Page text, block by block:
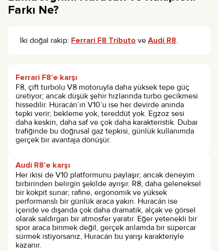
Farkı Ne?
İki doğal rakip: Ferrari F8 Tributo ve Audi R8.
Ferrari F8’e karşı
F8, çift turbolu V8 motoruyla daha yüksek tepe güç
üretiyor; ancak düşük şehir hızlarında turbo gecikmesi
hissedilir. Huracán’ın V10’u ise her devirde anında
tepki verir; bekleme yok, tereddüt yok. Egzoz sesi
daha keskin, daha saf ve çok daha karakteristik. Dubai
trafiğinde bu doğrusal gaz tepkisi, günlük kullanımda
gerçek bir avantaja dönüşür.
Audi R8’e karşı
Her ikisi de V10 platformunu paylaşır; ancak deneyim
birbirinden belirgin şekilde ayrışır. R8, daha geleneksel
bir kokpit sunar; rafine, ergonomik ve yüksek
performanslı bir günlük araca yakın. Huracán ise
içeride ve dışarıda çok daha dramatik, alçak ve görsel
olarak saldırgan bir atmosfer yaratır. Eğer yetenekli bir
spor araca binmek değil, gerçek anlamda bir süpercar
sürmek istiyorsanız, Huracán bu yarışı karakteriyle
kazanır.